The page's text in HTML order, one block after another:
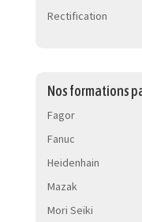
Rectification
Nos formations
Fagor
Fanuc
Heidenhain
Mazak
Mori Seiki